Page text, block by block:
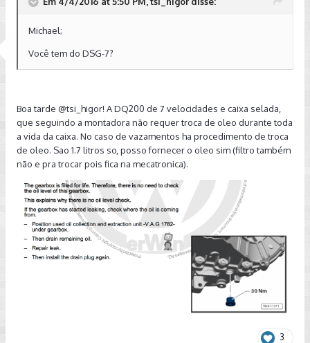
Michael;
Você tem do DSG-7?
Boa tarde @tsi_higor! A DQ200 de 7 velocidades e caixa selada,
que seguindo a montadora não requer troca de oleo durante toda
a vida da caixa. No caso de vazamentos ha procedimento de troca
de oleo. Sao 1.7 litros so, posso fornecer o oleo sim (filtro também
não e pra trocar pois fica na mecatronica).
3